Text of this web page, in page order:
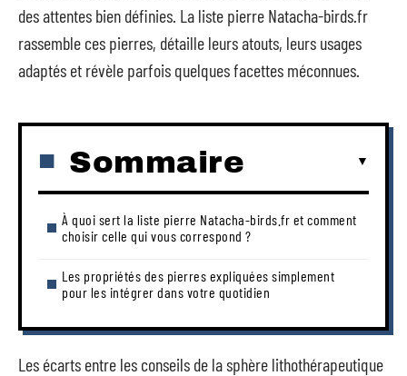
des attentes bien définies. La liste pierre Natacha-birds.fr
rassemble ces pierres, détaille leurs atouts, leurs usages
adaptés et révèle parfois quelques facettes méconnues.
Sommaire
À quoi sert la liste pierre Natacha-birds.fr et comment
choisir celle qui vous correspond ?
Les propriétés des pierres expliquées simplement
pour les intégrer dans votre quotidien
Les écarts entre les conseils de la sphère lithothérapeutique